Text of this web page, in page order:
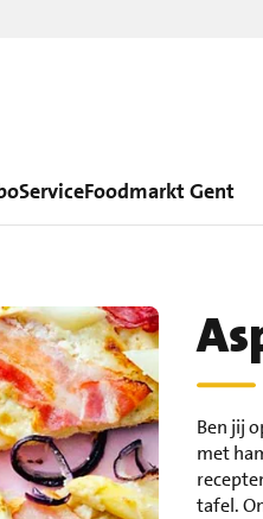
ServiceFoodmarkt Gent
Ben jij
met
tafel.